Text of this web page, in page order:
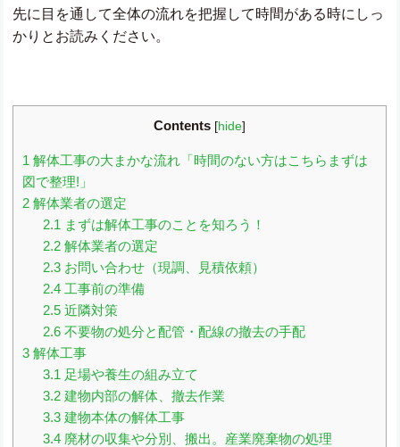
先に目を通して全体の流れを把握して時間がある時にしっ
かりとお読みください。
Contents [hide]
1 解体工事の大まかな流れ「時間のない方はこちらまずは
図で整理!」
2 解体業者の選定
2.1 まずは解体工事のことを知ろう！
2.2 解体業者の選定
2.3 お問い合わせ（現調、見積依頼）
2.4 工事前の準備
2.5 近隣対策
2.6 不要物の処分と配管・配線の撤去の手配
3 解体工事
3.1 足場や養生の組み立て
3.2 建物内部の解体、撤去作業
3.3 建物本体の解体工事
3.4 廃材の収集や分別、搬出。産業廃棄物の処理